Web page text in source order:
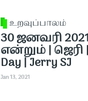
உறவுப்பாலம்
30 ஜனவரி
என்றும் | ஜெரி |
Day | Jerry SJ
Jan 13, 2021